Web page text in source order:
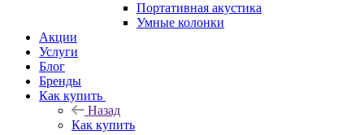
Портативная акустика
Умные колонки
Акции
Услуги
Блог
Бренды
Как купить
Назад
Как купить